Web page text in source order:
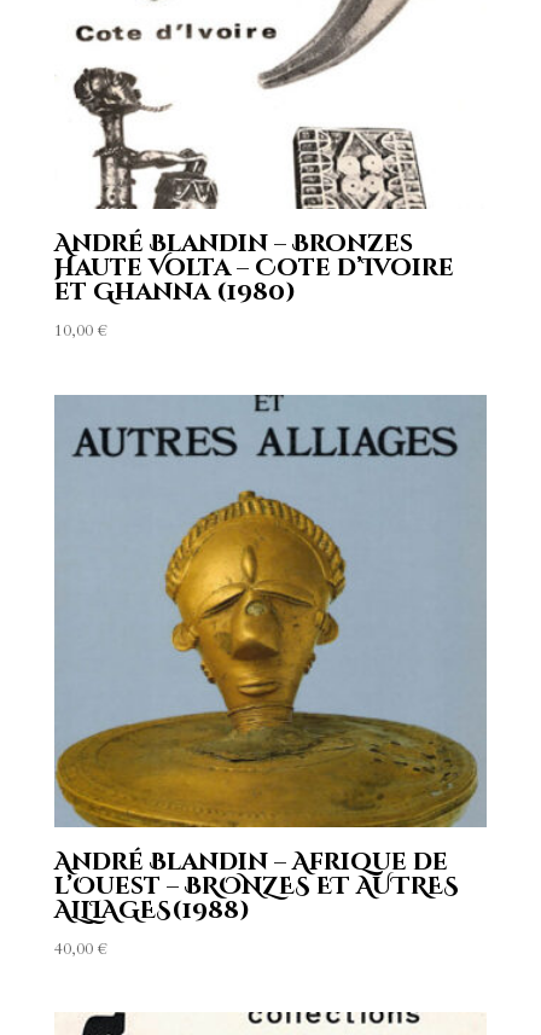
André Blandin – Bronzes
Haute Volta – Cote d’Ivoire
et Ghanna (1980)
10,00 €
André Blandin – Afrique de
l’Ouest – BRONZES ET AUTRES
ALLIAGES(1988)
40,00 €